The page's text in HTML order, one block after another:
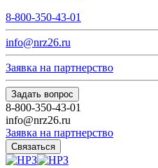
8-800-350-43-01
info@nrz26.ru
Заявка на партнерство
Задать вопрос
8-800-350-43-01
info@nrz26.ru
Заявка на партнерство
Связаться